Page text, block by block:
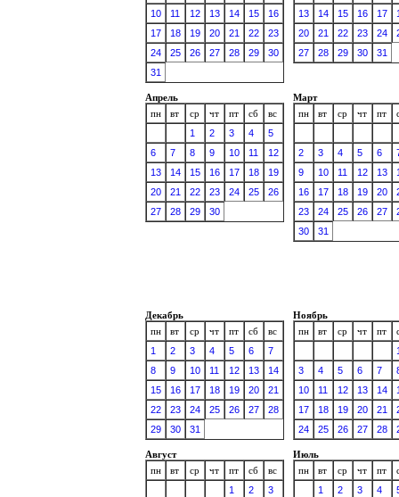
10
11 12 13 14 15
16
17
18 19 20 21 22
23
24
25 26 27 28 29
30
31
13
14 15 16 17
20
21 22 23 24
27
28 29 30 31
Апрель
пн
вт ср чт пт сб
вс
1
2 3 4
5
6
7 8 9 10 11
12
13
14 15 16 17 18
19
20
21 22 23 24 25
26
27
28 29 30
Март
пн
вт ср чт пт
2 3 4 5 6
9
10 11 12 13
16
17 18 19 20
23
24 25 26 27
30
31
Декабрь
пн
вт ср чт пт сб
вс
1
2 3 4 5 6
7
8
9 10 11 12 13
14
15
16 17 18 19 20
21
22
23 24 25 26 27
28
29
30 31
Ноябрь
пн
вт ср чт пт
3
4 5 6 7
10
11 12 13 14
17
18 19 20 21
24
25 26 27 28
Август
пн
вт ср чт пт сб
вс
1
2 3
Июль
пн
вт ср чт пт
1
2 3 4